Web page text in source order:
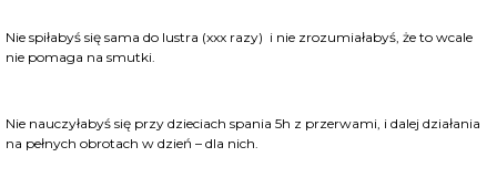
Nie spiłabyś się sama do lustra (xxx razy) i nie zrozumiałabyś, że to wcale
nie pomaga na smutki.
Nie nauczyłabyś się przy dzieciach spania 5h z przerwami, i dalej działania
na pełnych obrotach w dzień – dla nich.